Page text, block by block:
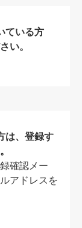
ている方
い。
は、登録す
確認メー
アドレスを